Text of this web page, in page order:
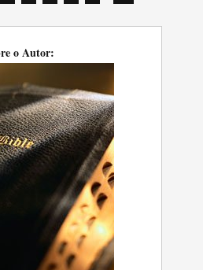
o Autor: